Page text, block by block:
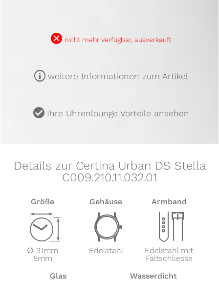
B nicht mehr verfügbar, ausverkauft
m weitere Informationen zum Artikel
u Ihre Uhrenlounge Vorteile ansehen
Details zur Certina Urban DS Stella
C009.210.11.032.01
Größe
Z
∅ 31mm
8mm
Gehäuse
w
Edelstahl
Armband
x
Edelstahl mit
Faltschliesse
Glas
Wasserdicht